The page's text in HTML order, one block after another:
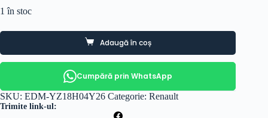
1 în stoc
Adaugă în coș
Cumpără prin WhatsApp
SKU: EDM-YZ18H04Y26 Categorie: Renault
Trimite link-ul: